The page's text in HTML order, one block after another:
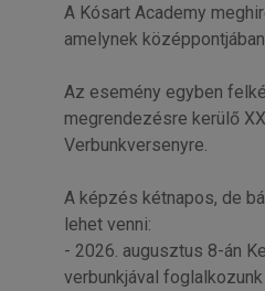
A Kósart Academy
amelynek
Az esemény egyben
megrendezésre kerülő
Verbunkversenyre.
A képzés kétnapos, de
lehet venni:
- 2026. augusztus 8-án
verbunkjával foglalkozunk